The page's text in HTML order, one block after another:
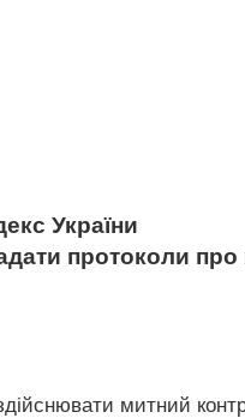
України
протоколи
митний